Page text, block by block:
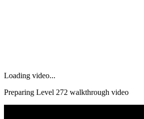
Loading video...
Preparing Level 272 walkthrough video